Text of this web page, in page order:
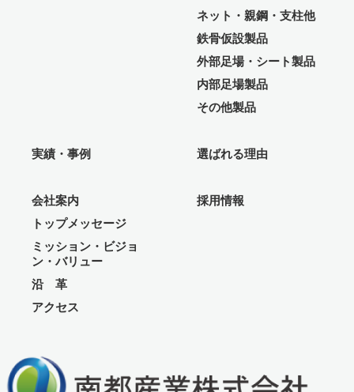
ネット・親鋼・支柱他
鉄骨仮設製品
外部足場・シート製品
内部足場製品
その他製品
実績・事例 選ばれる理由
会社案内
トップメッセージ
ミッション・ビジョ
ン・バリュー
沿 革
アクセス
採用情報